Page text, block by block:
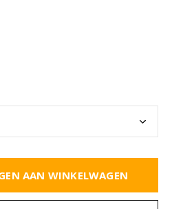
AAN WINKELWAGEN